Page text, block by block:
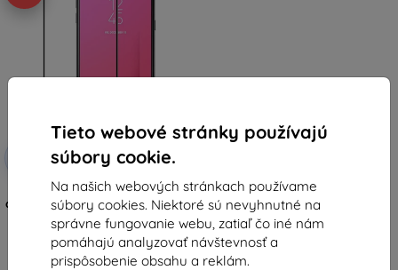
Tieto webové stránky používajú
súbory cookie.
Na našich webových stránkach používame
súbory cookies. Niektoré sú nevyhnutné na
správne fungovanie webu, zatiaľ čo iné nám
pomáhajú analyzovať návštevnosť a
prispôsobenie obsahu a reklám.
Zľava s
kupónom
EXTRA10
Eiger Glass 3D ochranné sklo na
displej Samsung Galaxy J8 - číre/
čierne (EGSP00302)
25,52 €
10,80 €